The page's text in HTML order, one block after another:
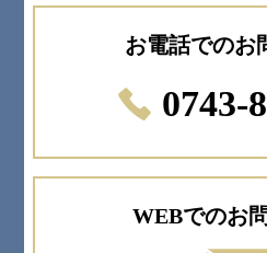
お電話でのお
0743-
WEBでのお